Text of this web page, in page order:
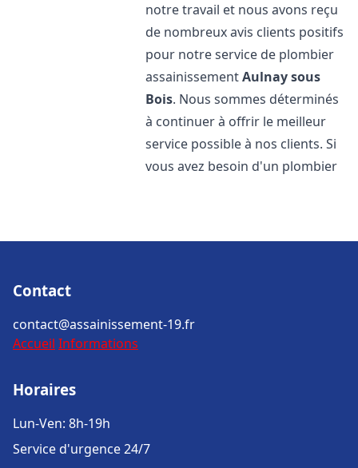
notre travail et nous avons reçu
de nombreux avis clients positifs
pour notre service de plombier
assainissementAulnay sous
Bois. Nous sommes déterminés
à continuer à offrir le meilleur
service possible à nos clients. Si
vous avez besoin d'un plombier
Contact
contact@assainissement-19.fr
Accueil Informations
Horaires
Lun-Ven: 8h-19h
Service d'urgence 24/7